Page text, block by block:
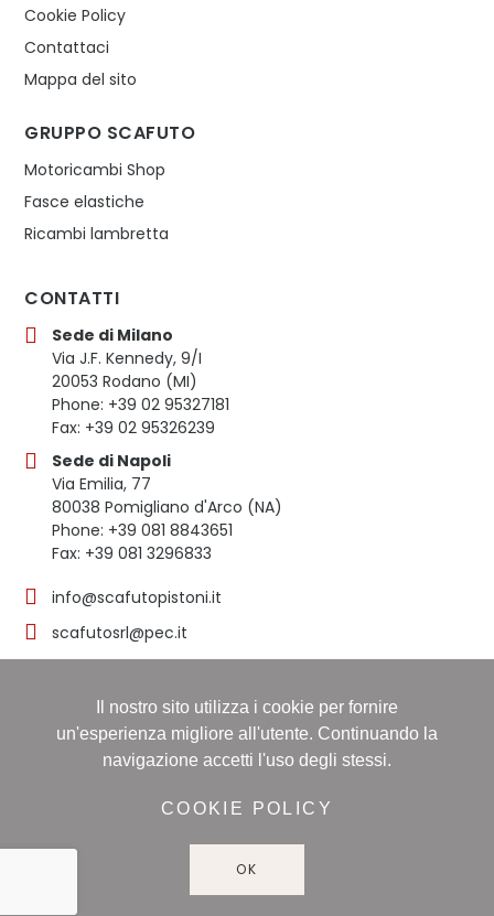
Cookie Policy
Contattaci
Mappa del sito
GRUPPO SCAFUTO
Motoricambi Shop
Fasce elastiche
Ricambi lambretta
CONTATTI
Sede di Milano
Via J.F. Kennedy, 9/I
20053 Rodano (MI)
Phone: +39 02 95327181
Fax: +39 02 95326239
Sede di Napoli
Via Emilia, 77
80038 Pomigliano d'Arco (NA)
Phone: +39 081 8843651
Fax: +39 081 3296833
info@scafutopistoni.it
scafutosrl@pec.it
© 2023 SCAFUTO S.R.L. | TUTTI I DIRITTI RISERVATI | P.
IVA 03536691219
16/11/1998, Numero REA: NA-608490 - Capitale sociale:
60.000,00 i.v
Il nostro sito utilizza i cookie per fornire
un'esperienza migliore all'utente. Continuando la
navigazione accetti l'uso degli stessi.
COOKIE POLICY
OK